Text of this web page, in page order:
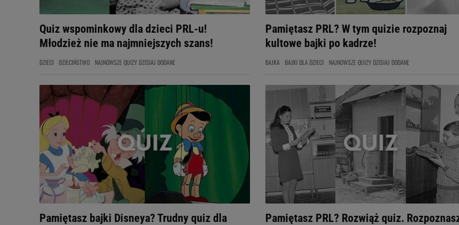
Quiz wspominkowy dla dzieci PRL-u!
Młodzież nie ma najmniejszych szans!
DZIECI DZIECIŃSTWO NAJNOWSZE QUIZY DZISIAJ DODANE
Pamiętasz PRL? W tym quizie rozpoznaj
kultowe bajki po kadrze!
BAJKA BAJKI DLA DZIECI NAJNOWSZE QUIZY DZISIAJ DODANE
Pamiętasz bajki Disneya? Trudny quiz dla
Pamiętasz PRL? Rozwiąż quiz.